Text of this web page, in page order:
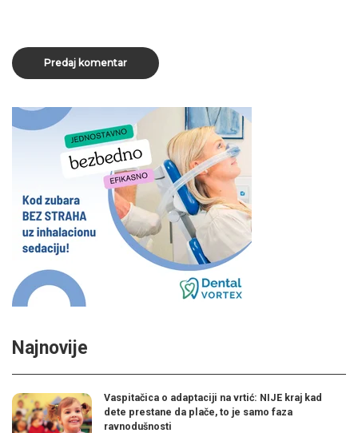
Najnovije
Vaspitačica o adaptaciji na vrtić: NIJE kraj kad
dete prestane da plače, to je samo faza
ravnodušnosti